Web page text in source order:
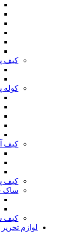
کیف
کوله
کیف
کیف
ساک
کیف
لوازم تحریر